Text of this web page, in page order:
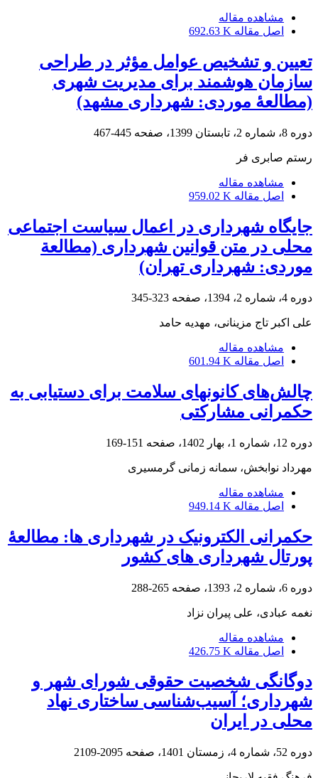
مشاهده مقاله
اصل مقاله 692.63 K
تعیین و تشخیص عوامل مؤثر در طراحی
سازمان هوشمند برای مدیریت شهری
(مطالعۀ موردی: شهرداری مشهد)
دوره 8، شماره 2، تابستان 1399، صفحه 445-467
رستم صابری فر
مشاهده مقاله
اصل مقاله 959.02 K
جایگاه شهرداری در اعمال سیاست اجتماعی
محلی در متن قوانین شهرداری (مطالعة
موردی: شهرداری تهران)
دوره 4، شماره 2، 1394، صفحه 323-345
علی اکبر تاج مزینانی، مهدیه حامد
مشاهده مقاله
اصل مقاله 601.94 K
چالش‌های کانونهای سلامت برای دستیابی به
حکمرانی مشارکتی
دوره 12، شماره 1، بهار 1402، صفحه 151-169
مهرداد نوابخش، سمانه زمانی گرمسیری
مشاهده مقاله
اصل مقاله 949.14 K
حکمرانی الکترونیک در شهرداری ها: مطالعۀ
پورتال شهرداری های کشور
دوره 6، شماره 2، 1393، صفحه 265-288
نغمه عبادی، علی پیران نزاد
مشاهده مقاله
اصل مقاله 426.75 K
دوگانگی شخصیت حقوقی شورای شهر و
شهرداری؛ آسیب‌شناسی ساختاری نهاد
محلی در ایران
دوره 52، شماره 4، زمستان 1401، صفحه 2095-2109